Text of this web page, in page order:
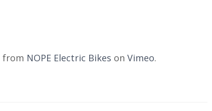
from NOPE Electric Bikes on Vimeo.